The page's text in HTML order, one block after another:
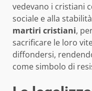
vedevano i cristiani
sociale e alla stabilità
martiri cristiani,
sacrificare le loro
diffondersi,
come simbolo di